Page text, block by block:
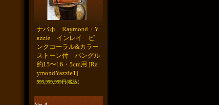
ナバホ Raymond・Y
azzie インレイ ピ
ンクコーラル&カラー
ストーン付 バングル
約15〜16・5cm用 [Ra
ymondYazzie1]
999,999,999円(税込)